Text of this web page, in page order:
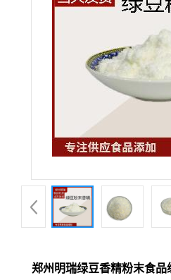
郑州明瑞绿豆香精粉末食品